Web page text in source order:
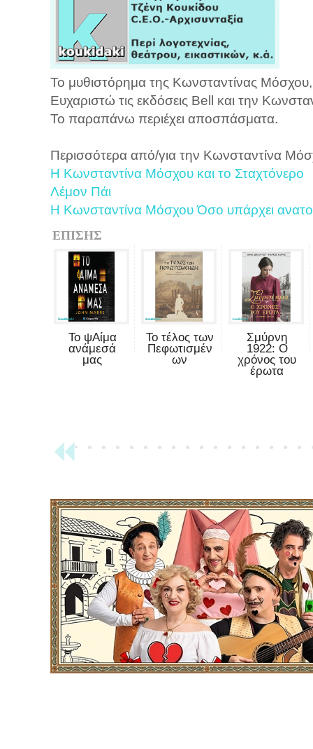
Το μυθιστόρημα της Κωνσταντίνας Μόσχου,
Ευχαριστώ τις εκδόσεις Bell και την
Το παραπάνω περιέχει αποσπάσματα.
Περισσότερα από/για την Κωνσταντίνα
Η Κωνσταντίνα Μόσχου και το Σταχτόνερο
Λέμον Πάι
Η Κωνσταντίνα Μόσχου Όσο υπάρχει
ΕΠΙΣΗΣ
Το ψΑίμα
ανάμεσά
μας
Το τέλος των
Πεφωτισμέν
ων
Σμύρνη
1922: Ο
χρόνος του
έρωτα